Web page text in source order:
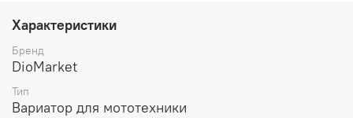
передаточного отношения и повышению скорости. Она
также помогает снизить износ и повысить
эффективность работы вариатора, а также увеличить
срок его службы.ответная щека ямаха джог yamaha jog
Характеристики
Бренд
DioMarket
Тип
Вариатор для мототехники